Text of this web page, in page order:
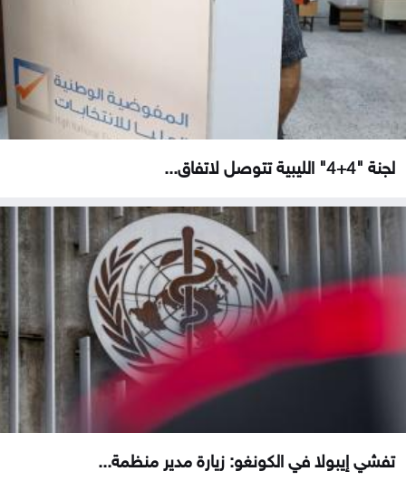
لجنة "4+4" الليبية تتوصل لاتفاق...
تفشي إيبولا في الكونغو: زيارة مدير منظمة...